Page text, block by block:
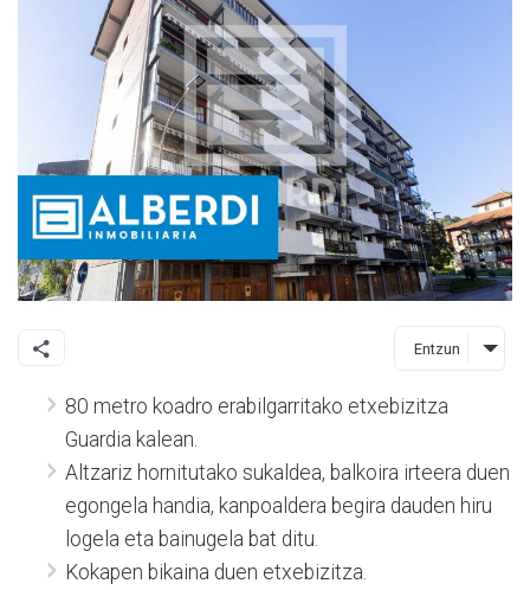
Entzun
80 metro koadro erabilgarritako etxebizitza
Guardia kalean.
Altzariz hornitutako sukaldea, balkoira irteera duen
egongela handia, kanpoaldera begira dauden hiru
logela eta bainugela bat ditu.
Kokapen bikaina duen etxebizitza.